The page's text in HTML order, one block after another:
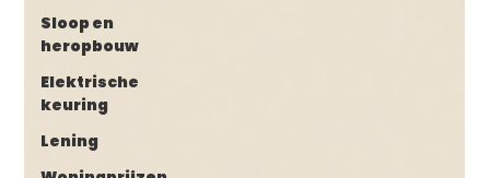
Sloop en
heropbouw
Elektrische
keuring
Lening